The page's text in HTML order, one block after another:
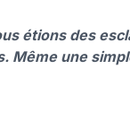
étions des
Même une